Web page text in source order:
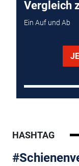
Vergleich
Ein Auf und Ab
HASHTAG